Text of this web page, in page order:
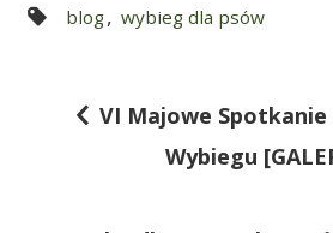
blog, wybieg dla psów
VI Majowe Spotkanie
Wybiegu